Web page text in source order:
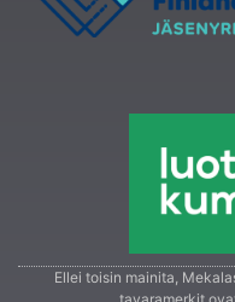
Ellei toisin mainita,